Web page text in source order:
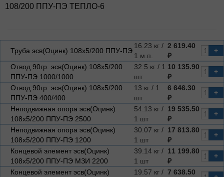
108/200 ППУ-ПЭ ТЕПЛО-6
Труба эсв(Оцинк) 108х5/200 ППУ-ПЭ
16.23 кг /
1 м.п.
2 619.40
₽
+
Отвод 90гр. эсв(Оцинк) 108х5/200
ППУ-ПЭ 1000/1000
32.5 кг / 1
шт
10 135.90
₽
+
Отвод 90гр. эсв(Оцинк) 108х5/200
ППУ-ПЭ 400/400
13 кг / 1
шт
6 646.30
₽
+
Неподвижная опора эсв(Оцинк)
108х5/200 ППУ-ПЭ 2500
54.13 кг /
1 шт
19 535.50
₽
+
Неподвижная опора эсв(Оцинк)
108х5/200 ППУ-ПЭ 1200
30.07 кг /
1 шт
17 813.80
₽
+
Концевой элемент эсв(Оцинк)
108х5/200 ППУ-ПЭ МЗИ 2200
39.14 кг /
1 шт
11 199.80
₽
+
Концевой элемент эсв(Оцинк)
19.57 кг / 7 638.50